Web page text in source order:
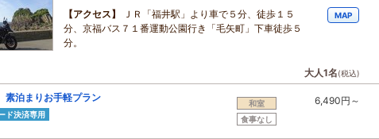
【アクセス】
ＪＲ「福井駅」より車で５分、徒歩１５
分、京福バス７１番運動公園行き「毛矢町」下車徒歩５
分。
MAP
大人1名(税込)
素泊まりお手軽プラン
ド決済専用
和室
食事なし
6,490円～